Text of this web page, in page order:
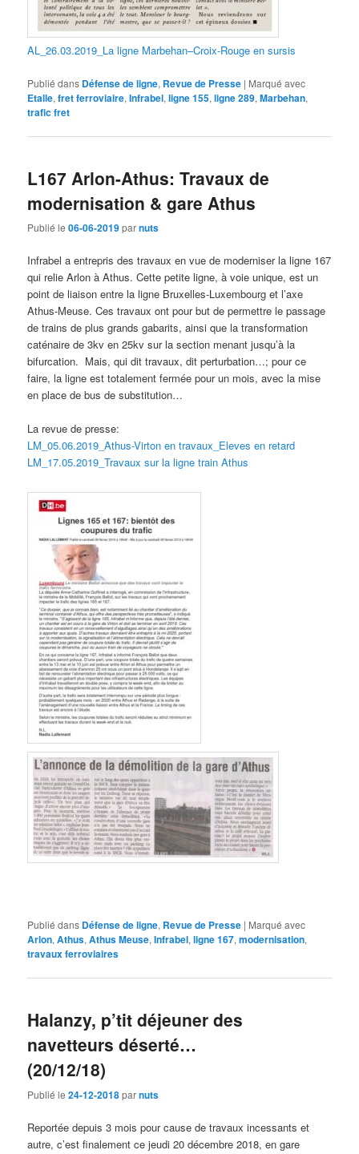
AL_26.03.2019_La ligne Marbehan–Croix-Rouge en sursis
Publié dans Défense de ligne, Revue de Presse | Marqué avec
Etalle,fret ferroviaire,Infrabel,ligne 155,ligne 289,Marbehan,
trafic fret
L167 Arlon-Athus: Travaux de
modernisation & gare Athus
Publié le06-06-2019parnuts
Infrabel a entrepris des travaux en vue de moderniser la ligne 167
qui relie Arlon à Athus. Cette petite ligne, à voie unique, est un
point de liaison entre la ligne Bruxelles-Luxembourg et l’axe
Athus-Meuse. Ces travaux ont pour but de permettre le passage
de trains de plus grands gabarits, ainsi que la transformation
caténaire de 3kv en 25kv sur la section menant jusqu’à la
bifurcation. Mais, qui dit travaux, dit perturbation…; pour ce
faire, la ligne est totalement fermée pour un mois, avec la mise
en place de bus de substitution…
La revue de presse:
LM_05.06.2019_Athus-Virton en travaux_Eleves en retard
LM_17.05.2019_Travaux sur la ligne train Athus
Publié dans Défense de ligne, Revue de Presse | Marqué avec
Arlon,Athus,Athus Meuse,Infrabel,ligne 167,modernisation,
travaux ferroviaires
Halanzy, p’tit déjeuner des
navetteurs déserté…
(20/12/18)
Publié le24-12-2018parnuts
Reportée depuis 3 mois pour cause de travaux incessants et
autre, c’est finalement ce jeudi 20 décembre 2018, en gare